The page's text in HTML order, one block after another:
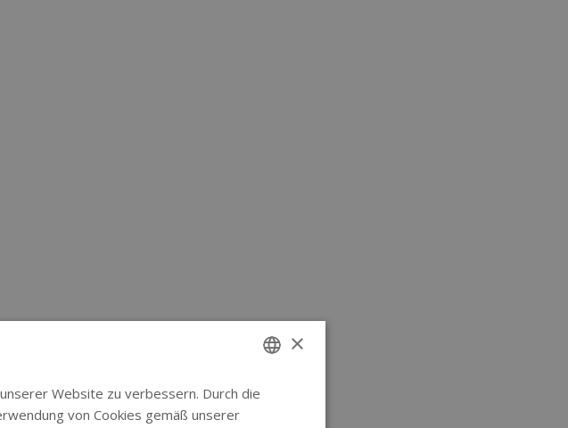
ENGLISH
×
Website zu verbessern. Durch die
von Cookies gemäß unserer